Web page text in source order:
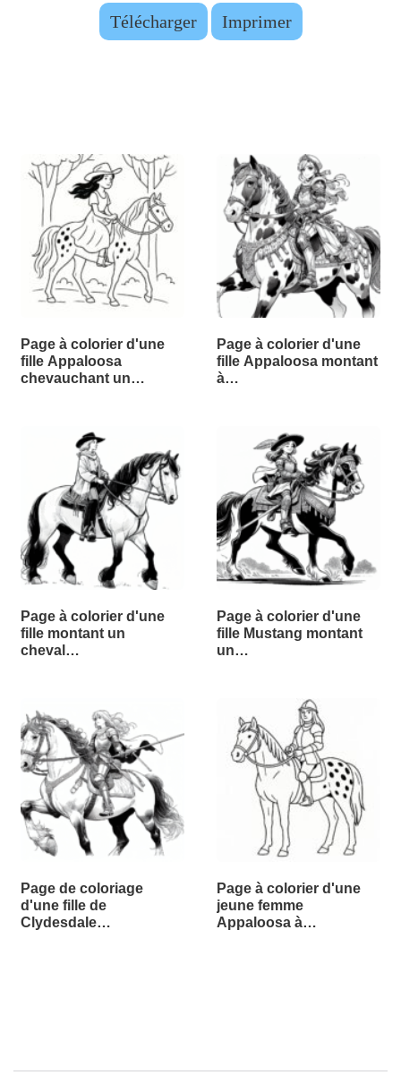
Télécharger Imprimer
Page à colorier d'une
fille Appaloosa
chevauchant un…
Page à colorier d'une
fille Appaloosa montant
à…
Page à colorier d'une
fille montant un
cheval…
Page à colorier d'une
fille Mustang montant
un…
Page de coloriage
d'une fille de
Clydesdale…
Page à colorier d'une
jeune femme
Appaloosa à…